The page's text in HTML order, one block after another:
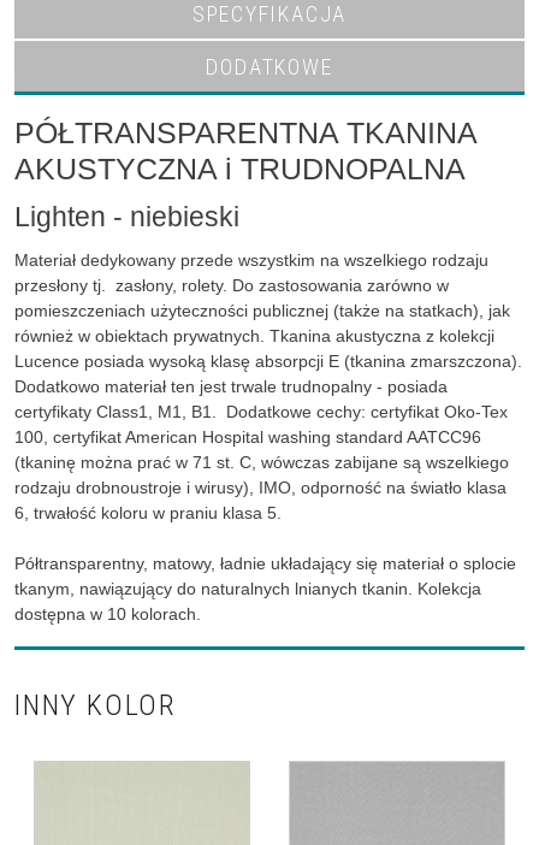
SPECYFIKACJA
DODATKOWE
PÓŁTRANSPARENTNA TKANINA
AKUSTYCZNA i TRUDNOPALNA
Lighten - niebieski
Materiał dedykowany przede wszystkim na wszelkiego rodzaju
przesłony tj. zasłony, rolety. Do zastosowania zarówno w
pomieszczeniach użyteczności publicznej (także na statkach), jak
również w obiektach prywatnych. Tkanina akustyczna z kolekcji
Lucence posiada wysoką klasę absorpcji E (tkanina zmarszczona).
Dodatkowo materiał ten jest trwale trudnopalny - posiada
certyfikaty Class1, M1, B1. Dodatkowe cechy: certyfikat Oko-Tex
100, certyfikat American Hospital washing standard AATCC96
(tkaninę można prać w 71 st. C, wówczas zabijane są wszelkiego
rodzaju drobnoustroje i wirusy), IMO, odporność na światło klasa
6, trwałość koloru w praniu klasa 5.
Półtransparentny, matowy, ładnie układający się materiał o splocie
tkanym, nawiązujący do naturalnych lnianych tkanin. Kolekcja
dostępna w 10 kolorach.
INNY KOLOR